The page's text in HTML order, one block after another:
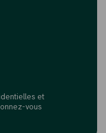
et
vous